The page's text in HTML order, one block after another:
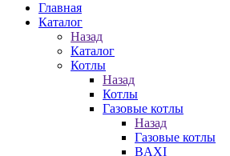
Главная
Каталог
Назад
Каталог
Котлы
Назад
Котлы
Газовые котлы
Назад
Газовые котлы
BAXI